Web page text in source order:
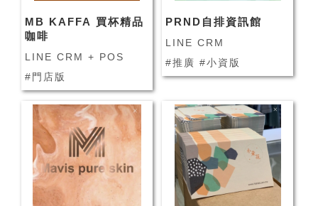
MB KAFFA 買杯精品
咖啡
LINE CRM + POS
#門店版
PRND自排資訊館
LINE CRM
#推廣 #小資版